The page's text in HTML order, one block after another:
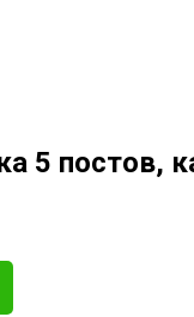
5 постов,